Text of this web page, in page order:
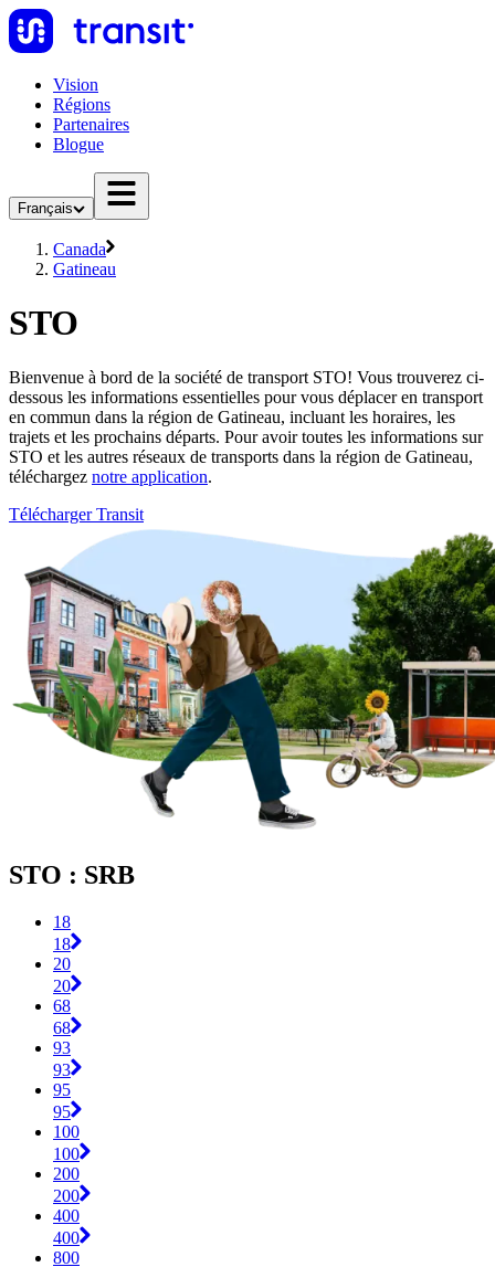
Vision
Régions
Partenaires
Blogue
Français
Canada
Gatineau
STO
Bienvenue à bord de la société de transport STO! Vous trouverez ci-
dessous les informations essentielles pour vous déplacer en transport
en commun dans la région de Gatineau, incluant les horaires, les
trajets et les prochains départs. Pour avoir toutes les informations sur
STO et les autres réseaux de transports dans la région de Gatineau,
téléchargez notre application.
Télécharger Transit
STO : SRB
18
18
20
20
68
68
93
93
95
95
100
100
200
200
400
400
800